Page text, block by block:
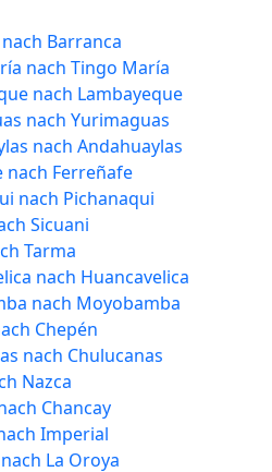
Barranca
nach Tingo María
nach Lambayeque
nach Yurimaguas
nach Andahuaylas
nach Ferreñafe
nach Pichanaqui
Sicuani
Tarma
nach Huancavelica
nach Moyobamba
Chepén
nach Chulucanas
Nazca
Chancay
Imperial
La Oroya